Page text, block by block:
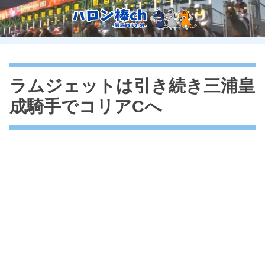
ラムジェットは引き続き三浦皇
成騎手でコリアCへ